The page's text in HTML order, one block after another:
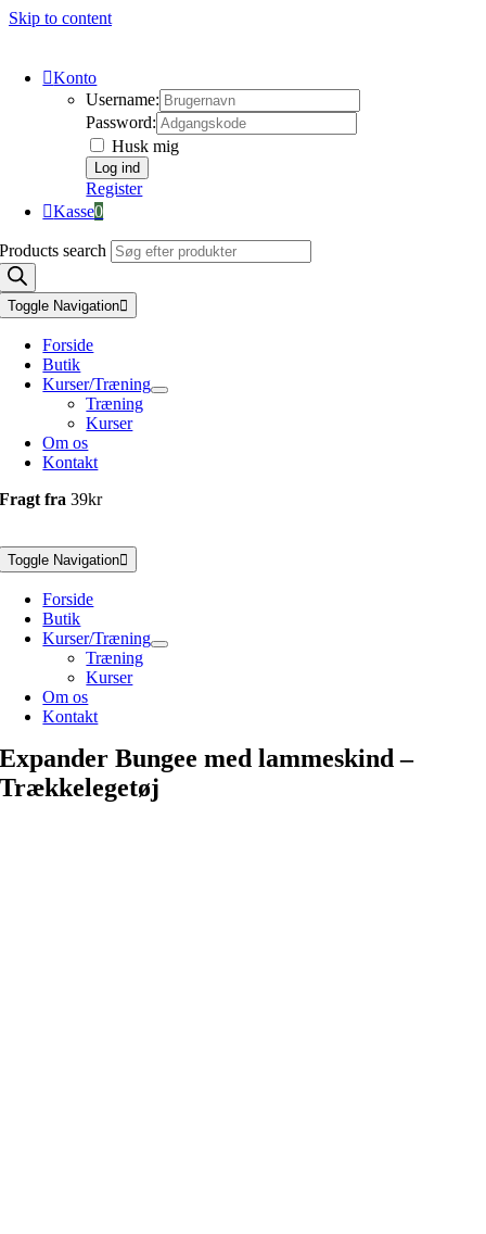
Skip to content
Konto
Username:
Password:
Husk mig
Register
Kasse0
Products search
Toggle Navigation
Forside
Butik
Kurser/Træning
Træning
Kurser
Om os
Kontakt
Fragt fra39kr
Toggle Navigation
Forside
Butik
Kurser/Træning
Træning
Kurser
Om os
Kontakt
Expander Bungee med lammeskind –
Trækkelegetøj